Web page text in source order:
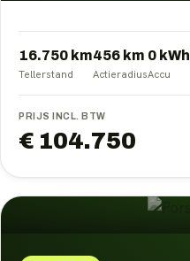
16.750 km
Tellerstand
456 km
Actieradius
0 kWh
Accu
PRIJS INCL. BTW
€ 104.750